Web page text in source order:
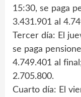
15:30, se paga
3.431.901 al
Tercer día: El
se paga
4.749.401 al
2.705.800.
Cuarto día: El